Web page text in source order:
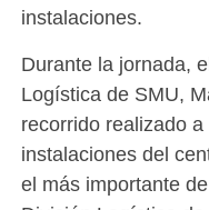
instalaciones.
Durante la jornada,
Logística de SMU,
recorrido realizado
instalaciones del
el más importante